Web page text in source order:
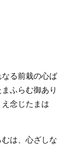
る前栽の心ば
ふらむ御あり
念じたまは
むは、心ざしな